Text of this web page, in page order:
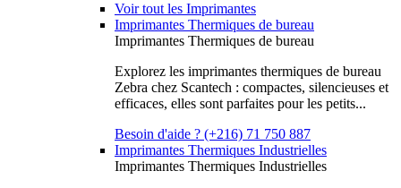
Voir tout les Imprimantes
Imprimantes Thermiques de bureau
Imprimantes Thermiques de bureau
Explorez les imprimantes thermiques de bureau
Zebra chez Scantech : compactes, silencieuses et
efficaces, elles sont parfaites pour les petits...
Besoin d'aide ? (+216) 71 750 887
Imprimantes Thermiques Industrielles
Imprimantes Thermiques Industrielles